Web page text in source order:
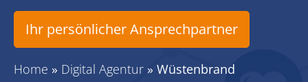
Ihr persönlicher Ansprechpartner
Home » Digital Agentur » Wüstenbrand